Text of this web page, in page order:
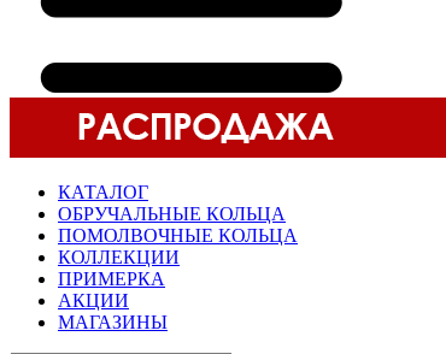
КАТАЛОГ
ОБРУЧАЛЬНЫЕ КОЛЬЦА
ПОМОЛВОЧНЫЕ КОЛЬЦА
КОЛЛЕКЦИИ
ПРИМЕРКА
АКЦИИ
МАГАЗИНЫ